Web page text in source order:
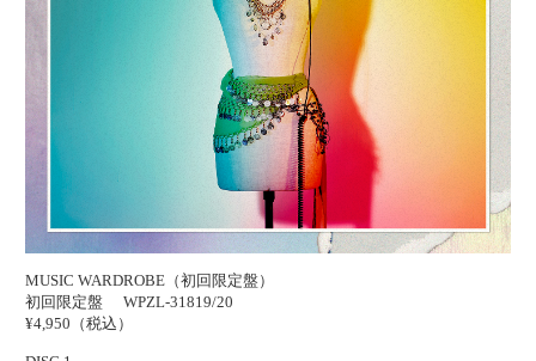
MUSIC WARDROBE（初回限定盤）
初回限定盤
WPZL-31819/20
¥4,950（税込）